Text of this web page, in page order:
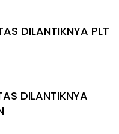
DILANTIKNYA PLT
DILANTIKNYA